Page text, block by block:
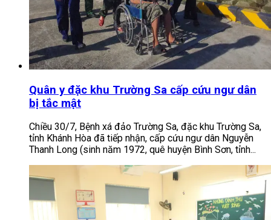
Quân y đặc khu Trường Sa cấp cứu ngư dân
bị tắc mật
Chiều 30/7, Bệnh xá đảo Trường Sa, đặc khu Trường Sa,
tỉnh Khánh Hòa đã tiếp nhận, cấp cứu ngư dân Nguyễn
Thanh Long (sinh năm 1972, quê huyện Bình Sơn, tỉnh...